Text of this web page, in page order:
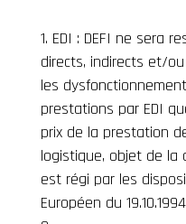
EDI : DEFI ne sera
directs, indirects et/
les
prestations par EDI
prix de la prestation
logistique, objet de la
est régi par les
Européen du